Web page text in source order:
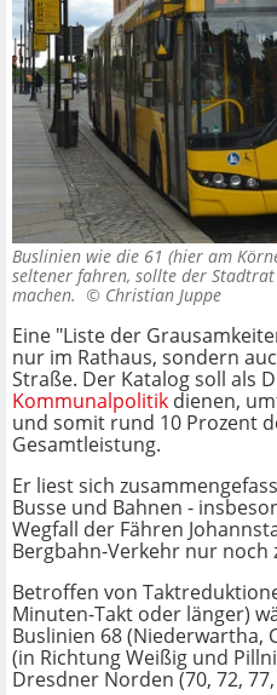
Buslinien wie die 61 (hier am
seltener fahren, sollte der
machen. © Christian Juppe
Eine "Liste der
nur im Rathaus, sondern
Straße. Der Katalog soll als
Kommunalpolitik dienen,
und somit rund 10 Prozent
Gesamtleistung.
Er liest sich
Busse und Bahnen -
Wegfall der Fähren
Bergbahn-Verkehr nur noch
Betroffen von
Minuten-Takt oder länger)
Buslinien 68 (Niederwartha,
(in Richtung Weißig und
Dresdner Norden (70, 72,